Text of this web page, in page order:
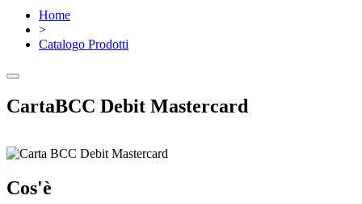
Home
>
Catalogo Prodotti
CartaBCC Debit Mastercard
Cos'è